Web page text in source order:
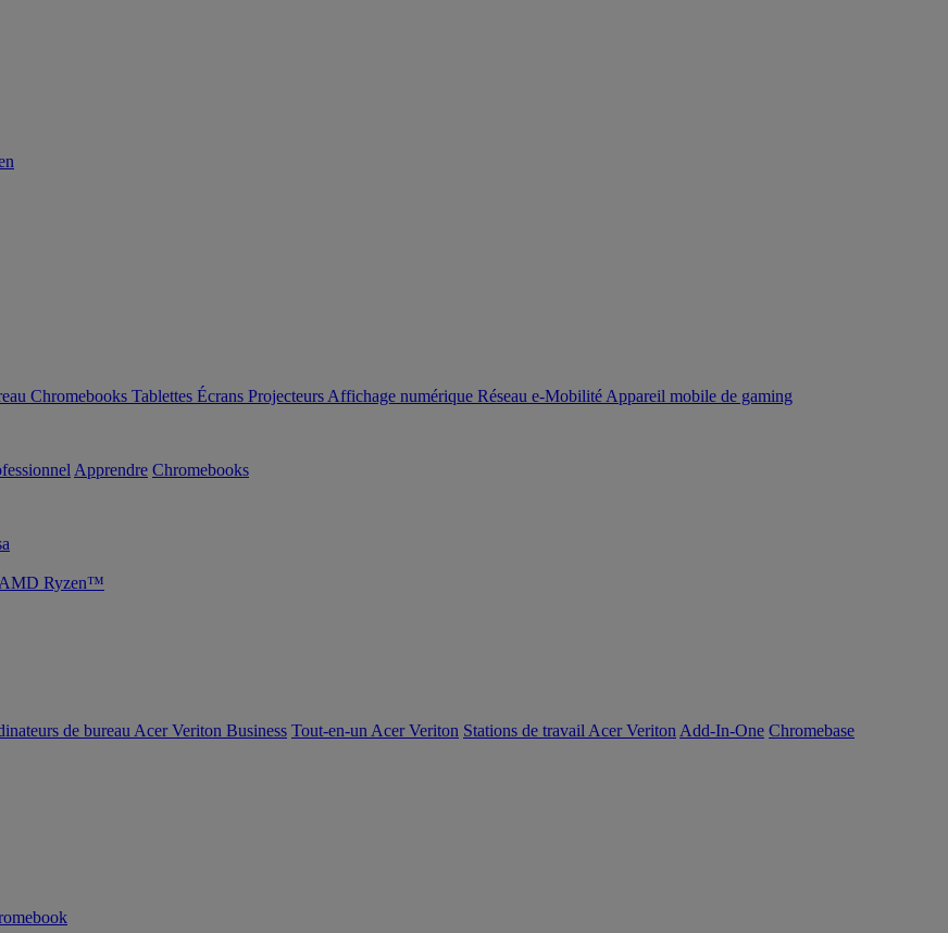
Chromebooks Tablettes Écrans Projecteurs Affichage numérique Réseau e-Mobilité Appareil mobile de gaming
Apprendre Chromebooks
AMD Ryzen™
de bureau Acer Veriton Business Tout-en-un Acer Veriton Stations de travail Acer Veriton Add-In-One Chromebase